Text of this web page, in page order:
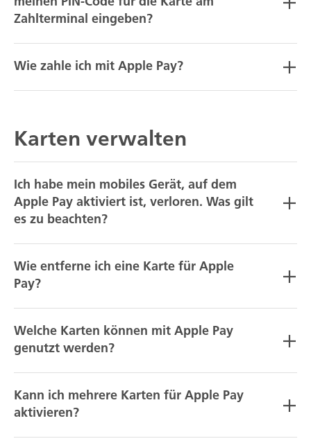
Zahlterminal eingeben?
Wie zahle ich mit Apple Pay?
Karten verwalten
Ich habe mein mobiles Gerät, auf dem
Apple Pay aktiviert ist, verloren. Was gilt
es zu beachten?
Wie entferne ich eine Karte für Apple
Pay?
Welche Karten können mit Apple Pay
genutzt werden?
Kann ich mehrere Karten für Apple Pay
aktivieren?